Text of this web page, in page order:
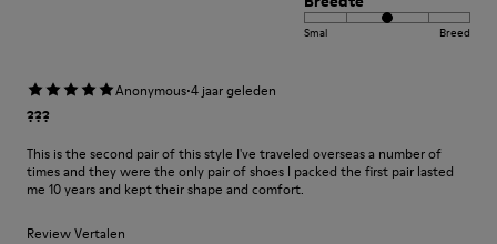
Smal Breed
Anonymous·4 jaar geleden
???
This is the second pair of this style I've traveled overseas a number of
times and they were the only pair of shoes I packed the first pair lasted
me 10 years and kept their shape and comfort.
Review Vertalen